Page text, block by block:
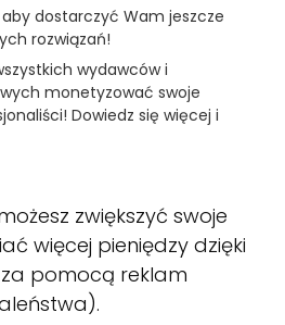
dostarczyć Wam jeszcze
rozwiązań!
wydawców i
monetyzować swoje
Dowiedz się więcej i
zwiększyć swoje
więcej pieniędzy dzięki
pomocą reklam